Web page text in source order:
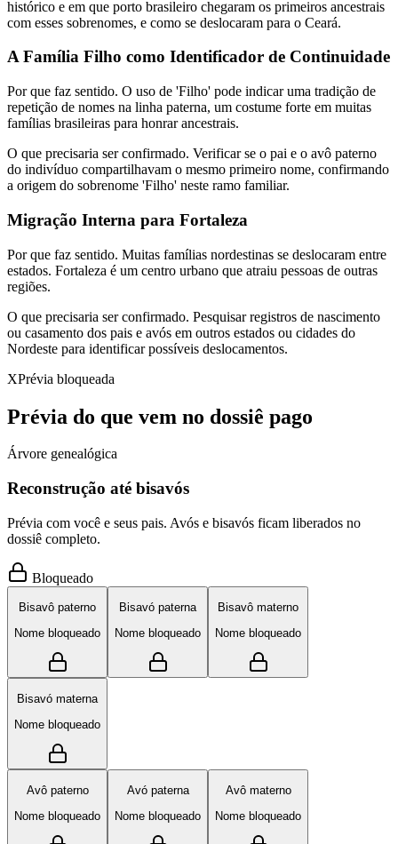
histórico e em que porto brasileiro chegaram os primeiros ancestrais
com esses sobrenomes, e como se deslocaram para o Ceará.
A Família Filho como Identificador de Continuidade
Por que faz sentido. O uso de 'Filho' pode indicar uma tradição de
repetição de nomes na linha paterna, um costume forte em muitas
famílias brasileiras para honrar ancestrais.
O que precisaria ser confirmado. Verificar se o pai e o avô paterno
do indivíduo compartilhavam o mesmo primeiro nome, confirmando
a origem do sobrenome 'Filho' neste ramo familiar.
Migração Interna para Fortaleza
Por que faz sentido. Muitas famílias nordestinas se deslocaram entre
estados. Fortaleza é um centro urbano que atraiu pessoas de outras
regiões.
O que precisaria ser confirmado. Pesquisar registros de nascimento
ou casamento dos pais e avós em outros estados ou cidades do
Nordeste para identificar possíveis deslocamentos.
XPrévia bloqueada
Prévia do que vem no dossiê pago
Árvore genealógica
Reconstrução até bisavós
Prévia com você e seus pais. Avós e bisavós ficam liberados no
dossiê completo.
Bloqueado
Bisavô paterno
Nome bloqueado
Bisavó paterna
Nome bloqueado
Bisavô materno
Nome bloqueado
Bisavó materna
Nome bloqueado
Avô paterno
Nome bloqueado
Avó paterna
Nome bloqueado
Avô materno
Nome bloqueado